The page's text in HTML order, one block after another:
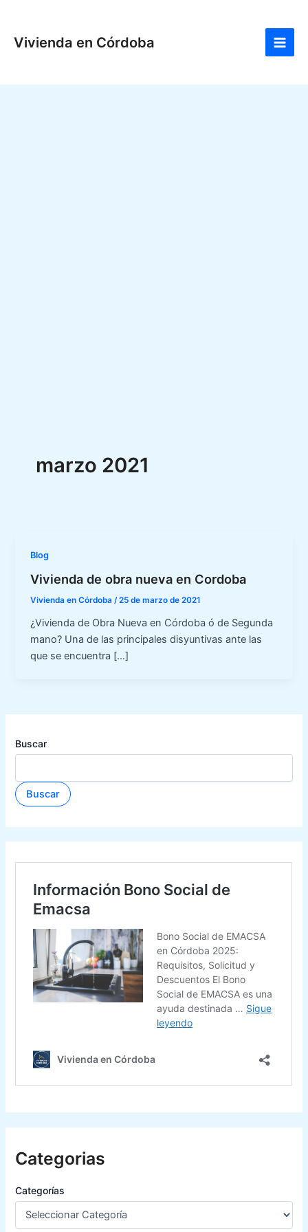
contenido
Vivienda en Córdoba
marzo 2021
Blog
Vivienda de obra nueva en Cordoba
Vivienda en Córdoba/25 de marzo de 2021
¿Vivienda de Obra Nueva en Córdoba ó de Segunda
mano? Una de las principales disyuntivas ante las
que se encuentra […]
Buscar
Buscar
Categorias
Categorías